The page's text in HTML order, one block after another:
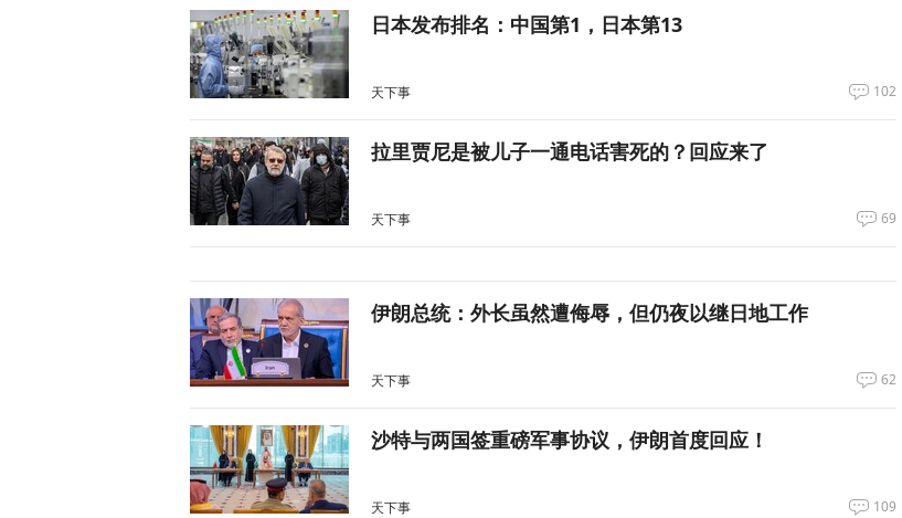
日本发布排名：中国第1，日本第13
天下事 102
拉里贾尼是被儿子一通电话害死的？回应来了
天下事 69
伊朗总统：外长虽然遭侮辱，但仍夜以继日地工作
天下事 62
沙特与两国签重磅军事协议，伊朗首度回应！
天下事 109